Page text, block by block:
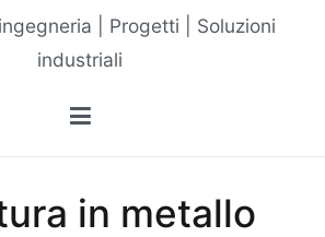
| Progetti | Soluzioni
industriali
in metallo